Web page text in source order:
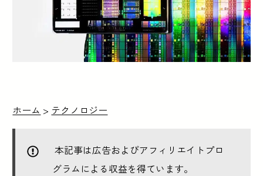
ホーム > テクノロジー
本記事は広告およびアフィリエイトプロ
グラムによる収益を得ています。